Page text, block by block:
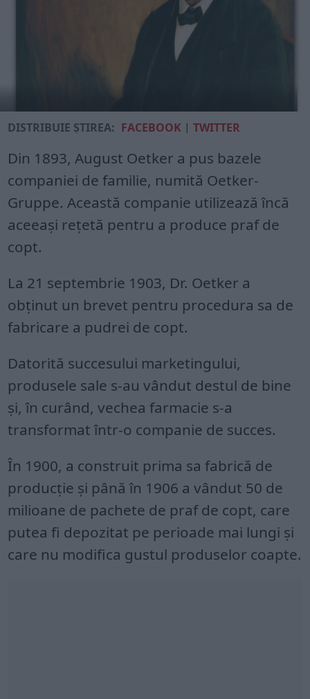
DISTRIBUIE ȘTIREA: FACEBOOK |TWITTER
Din 1893, August Oetker a pus bazele
companiei de familie, numită Oetker-
Gruppe. Această companie utilizează încă
aceeași rețetă pentru a produce praf de
copt.
La 21 septembrie 1903, Dr. Oetker a
obținut un brevet pentru procedura sa de
fabricare a pudrei de copt.
Datorită succesului marketingului,
produsele sale s-au vândut destul de bine
și, în curând, vechea farmacie s-a
transformat într-o companie de succes.
În 1900, a construit prima sa fabrică de
producție și până în 1906 a vândut 50 de
milioane de pachete de praf de copt, care
putea fi depozitat pe perioade mai lungi şi
care nu modifica gustul produselor coapte.